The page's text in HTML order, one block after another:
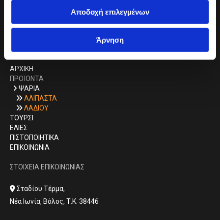
Αποδοχή επιλεγμένων
Άρνηση
FIDEL - ΒΑΣΙΛΟΥΔΗ ΙΩΑΝΝΟΥ ΥΙΟΙ Ο.Ε.
QUICK MENOY
AΡΧΙΚΗ
ΠΡΟΪΟΝΤΑ
 ΨΑΡΙΑ
 ΑΛΙΠΑΣΤΑ
 ΛΑΔΙΟΥ
ΤΟΥΡΣΙ
ΕΛΙΕΣ
ΠΙΣΤΟΠΟΙΗΤΙΚΑ
ΕΠΙΚΟΙΝΩΝΙΑ
ΣΤΟΙΧΕΙΑ ΕΠΙΚΟΙΝΩΝΙΑΣ
 Σταδίου Τέρμα,
Νέα Ιωνία, Βόλος, Τ.Κ. 38446